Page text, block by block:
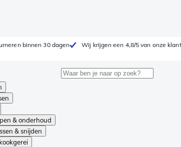
binnen 30 dagen Wij krijgen een 4,8/5 van onze
& onderhoud
& snijden